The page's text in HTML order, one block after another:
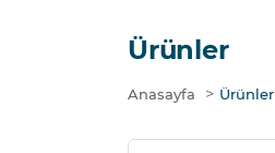
Ürünler
Anasayfa > Ürünler